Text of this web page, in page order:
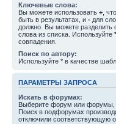
Ключевые слова:
Вы можете использовать + ,
быть в результатах, и - для
должно. Вы можете разделить
слова из списка. Используйте *
совпадения.
Поиск по автору:
Используйте * в качестве
ПАРАМЕТРЫ ЗАПРОСА
Искать в форумах:
Выберите форум или форумы,
Поиск в подфорумах
отключили соответствующую